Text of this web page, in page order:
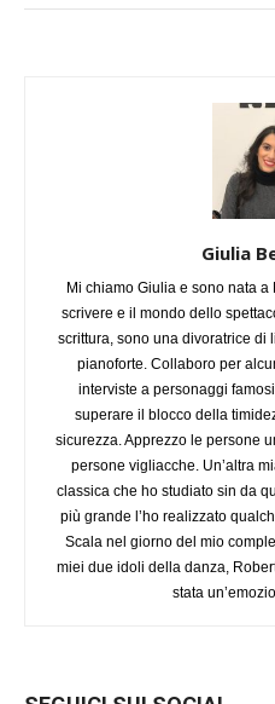
Giulia
Mi chiamo Giulia e sono nata
scrivere e il mondo dello
scrittura, sono una divoratrice di
pianoforte. Collaboro per
interviste a personaggi
superare il blocco della
sicurezza. Apprezzo le persone
persone vigliacche. Un’altra
classica che ho studiato sin da
più grande l’ho realizzato
Scala nel giorno del mio
miei due idoli della danza,
stata